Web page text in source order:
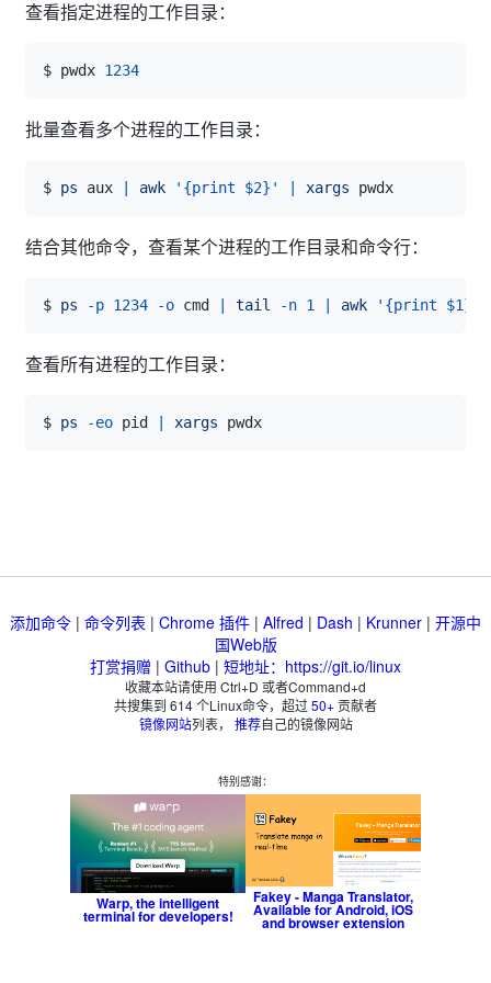
查看指定进程的工作目录：
$ pwdx 1234
批量查看多个进程的工作目录：
$ ps aux awk '{print $2}' xargs
结合其他命令，查看某个进程的工作目录和命令行：
$ ps -p 1234 -o cmd tail -n 1 awk '{print $1}'
查看所有进程的工作目录：
$ ps -eo pid xargs
添加命令 | 命令列表 | Chrome 插件 | Alfred | Dash | Krunner | 开源中
国Web版
打赏捐赠 | Github | 短地址：https://git.io/linux
收藏本站请使用 Ctrl+D 或者Command+d
共搜集到 614个Linux命令，超过50+贡献者
镜像网站列表， 推荐自己的镜像网站
特别感谢：
Warp, the intelligent
terminal for developers!
Fakey - Manga Translator,
Available for Android, iOS
and browser extension